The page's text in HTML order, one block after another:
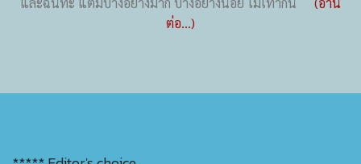
ต่อ...)